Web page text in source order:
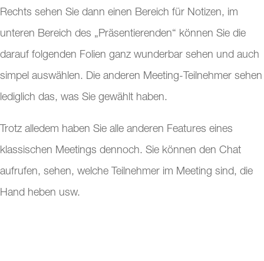
Rechts sehen Sie dann einen Bereich für Notizen, im
unteren Bereich des „Präsentierenden“ können Sie die
darauf folgenden Folien ganz wunderbar sehen und auch
simpel auswählen. Die anderen Meeting-Teilnehmer sehen
lediglich das, was Sie gewählt haben.
Trotz alledem haben Sie alle anderen Features eines
klassischen Meetings dennoch. Sie können den Chat
aufrufen, sehen, welche Teilnehmer im Meeting sind, die
Hand heben usw.